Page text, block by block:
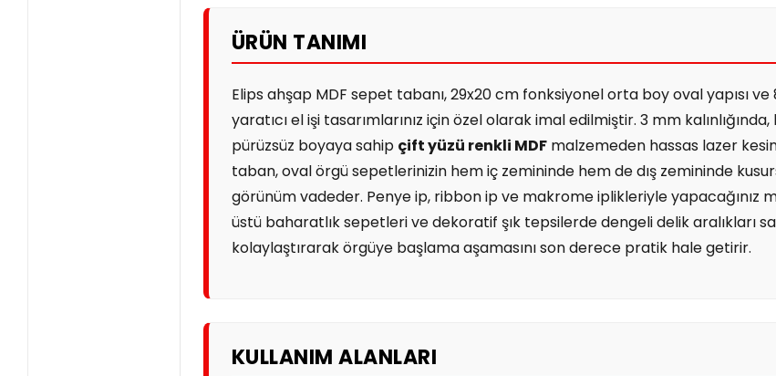
ÜRÜN TANIMI
Elips ahşap MDF sepet tabanı, 29x20 cm fonksiyonel orta boy oval yapısı
yaratıcı el işi tasarımlarınız için özel olarak imal edilmiştir. 3 mm
pürüzsüz boyaya sahip çift yüzü renkli MDFmalzemeden hassas lazer
taban, oval örgü sepetlerinizin hem iç zemininde hem de dış zemininde
görünüm vadeder. Penye ip, ribbon ip ve makrome iplikleriyle yapacağınız
üstü baharatlık sepetleri ve dekoratif şık tepsilerde dengeli delik aralıkları
kolaylaştırarak örgüye başlama aşamasını son derece pratik hale getirir.
KULLANIM ALANLARI